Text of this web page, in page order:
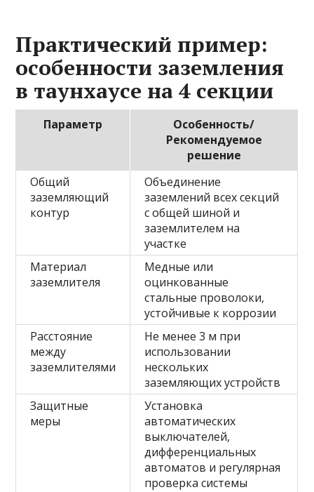
Практический пример:
особенности заземления
в таунхаусе на 4 секции
Параметр
Особенность/
Рекомендуемое
решение
Общий
заземляющий
контур
Объединение
заземлений всех секций
с общей шиной и
заземлителем на
участке
Материал
заземлителя
Медные или
оцинкованные
стальные проволоки,
устойчивые к коррозии
Расстояние
между
заземлителями
Не менее 3 м при
использовании
нескольких
заземляющих устройств
Защитные
меры
Установка
автоматических
выключателей,
дифференциальных
автоматов и регулярная
проверка системы